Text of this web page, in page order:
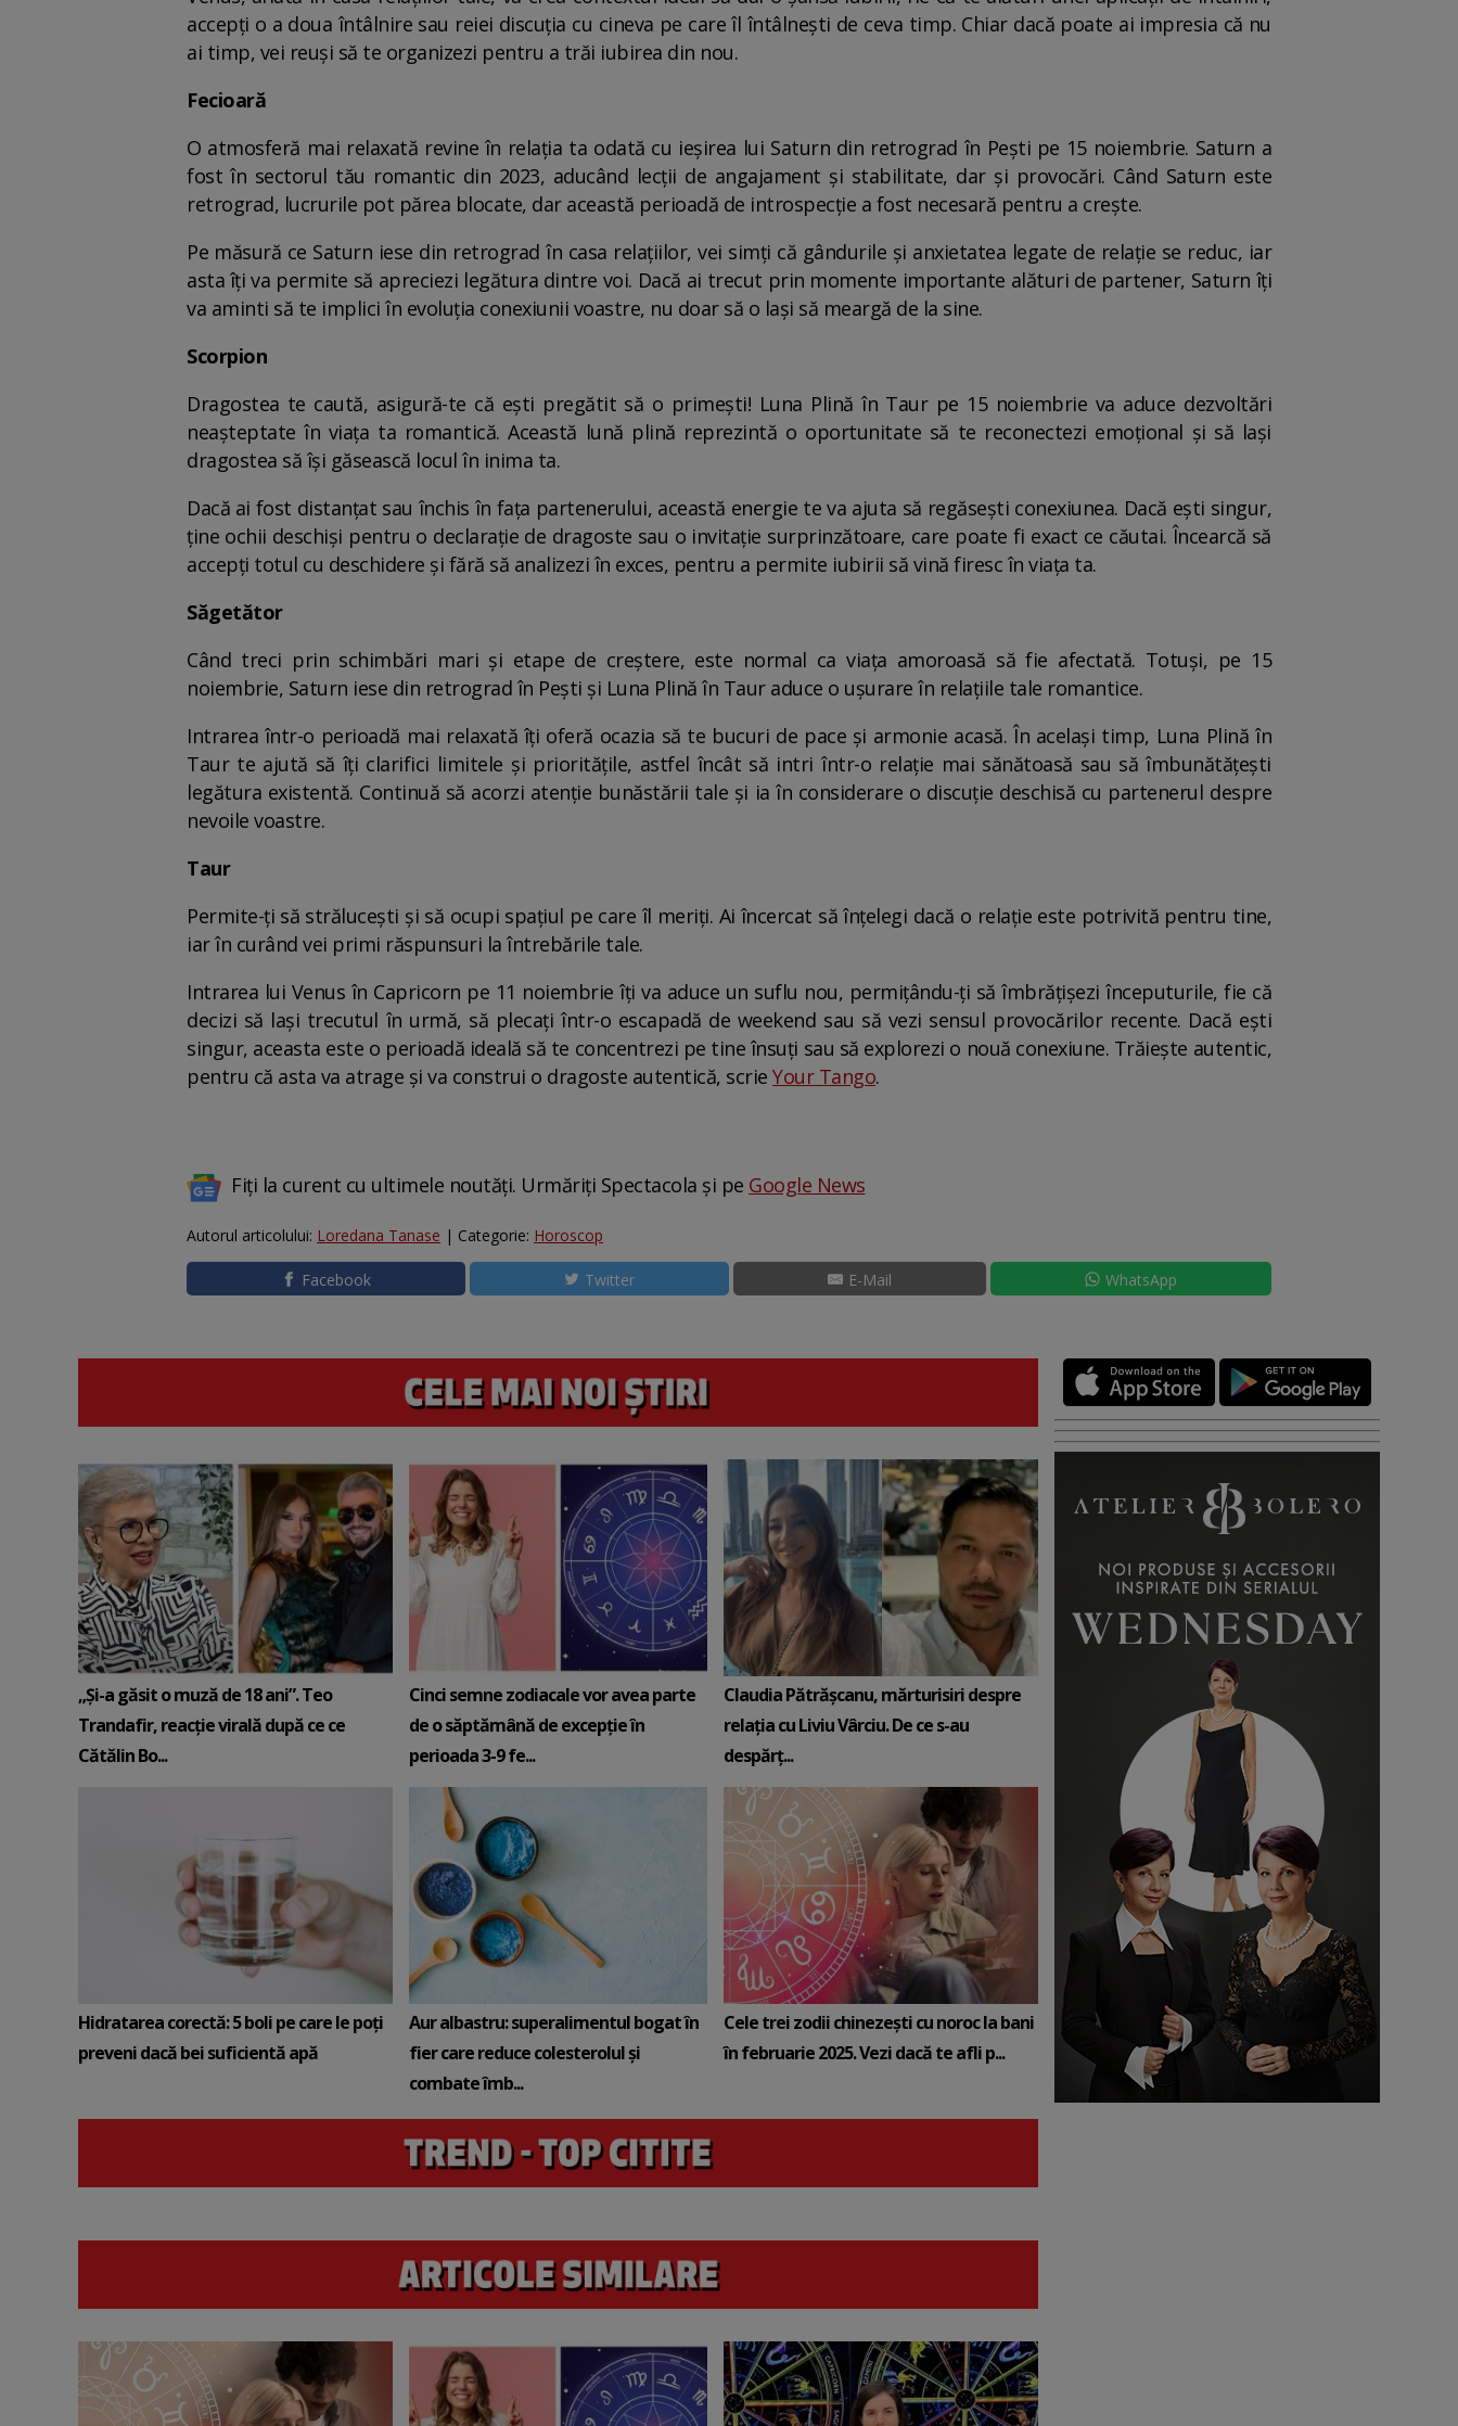
accepți o a doua întâlnire sau reiei discuția cu cineva pe care îl întâlnești de ceva timp. Chiar dacă poate ai impresia că nu
ai timp, vei reuși să te organizezi pentru a trăi iubirea din nou.
Fecioară
O atmosferă mai relaxată revine în relația ta odată cu ieșirea lui Saturn din retrograd în Pești pe 15 noiembrie. Saturn a
fost în sectorul tău romantic din 2023, aducând lecții de angajament și stabilitate, dar și provocări. Când Saturn este
retrograd, lucrurile pot părea blocate, dar această perioadă de introspecție a fost necesară pentru a crește.
Pe măsură ce Saturn iese din retrograd în casa relațiilor, vei simți că gândurile și anxietatea legate de relație se reduc, iar
asta îți va permite să apreciezi legătura dintre voi. Dacă ai trecut prin momente importante alături de partener, Saturn îți
va aminti să te implici în evoluția conexiunii voastre, nu doar să o lași să meargă de la sine.
Scorpion
Dragostea te caută, asigură-te că ești pregătit să o primești! Luna Plină în Taur pe 15 noiembrie va aduce dezvoltări
neașteptate în viața ta romantică. Această lună plină reprezintă o oportunitate să te reconectezi emoțional și să lași
dragostea să își găsească locul în inima ta.
Dacă ai fost distanțat sau închis în fața partenerului, această energie te va ajuta să regăsești conexiunea. Dacă ești singur,
ține ochii deschiși pentru o declarație de dragoste sau o invitație surprinzătoare, care poate fi exact ce căutai. Încearcă să
accepți totul cu deschidere și fără să analizezi în exces, pentru a permite iubirii să vină firesc în viața ta.
Săgetător
Când treci prin schimbări mari și etape de creștere, este normal ca viața amoroasă să fie afectată. Totuși, pe 15
noiembrie, Saturn iese din retrograd în Pești și Luna Plină în Taur aduce o ușurare în relațiile tale romantice.
Intrarea într-o perioadă mai relaxată îți oferă ocazia să te bucuri de pace și armonie acasă. În același timp, Luna Plină în
Taur te ajută să îți clarifici limitele și prioritățile, astfel încât să intri într-o relație mai sănătoasă sau să îmbunătățești
legătura existentă. Continuă să acorzi atenție bunăstării tale și ia în considerare o discuție deschisă cu partenerul despre
nevoile voastre.
Taur
Permite-ți să strălucești și să ocupi spațiul pe care îl meriți. Ai încercat să înțelegi dacă o relație este potrivită pentru tine,
iar în curând vei primi răspunsuri la întrebările tale.
Intrarea lui Venus în Capricorn pe 11 noiembrie îți va aduce un suflu nou, permițându-ți să îmbrățișezi începuturile, fie că
decizi să lași trecutul în urmă, să plecați într-o escapadă de weekend sau să vezi sensul provocărilor recente. Dacă ești
singur, aceasta este o perioadă ideală să te concentrezi pe tine însuți sau să explorezi o nouă conexiune. Trăiește autentic,
pentru că asta va atrage și va construi o dragoste autentică, scrie Your Tango.
Fiți la curent cu ultimele noutăți. Urmăriți Spectacola și pe Google News
Autorul articolului: Loredana Tanase | Categorie: Horoscop
Facebook Twitter E-Mail WhatsApp
„Și-a găsit o muză de 18 ani”. Teo
Trandafir, reacție virală după ce ce
Cătălin Bo...
Cinci semne zodiacale vor avea parte
de o săptămână de excepție în
perioada 3-9 fe...
Claudia Pătrășcanu, mărturisiri despre
relația cu Liviu Vârciu. De ce s-au
despărț...
Hidratarea corectă: 5 boli pe care le poți
preveni dacă bei suficientă apă
Aur albastru: superalimentul bogat în
fier care reduce colesterolul și
combate îmb...
Cele trei zodii chinezești cu noroc la bani
în februarie 2025. Vezi dacă te afli p...